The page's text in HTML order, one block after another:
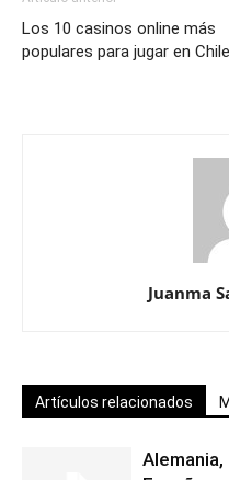
Los 10 casinos online más
populares para jugar en Chile
Juanma
Artículos relacionados